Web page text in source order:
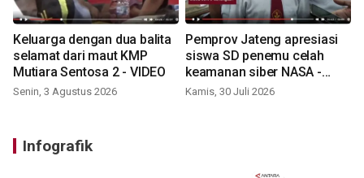
Keluarga dengan dua balita
selamat dari maut KMP
Mutiara Sentosa 2 - VIDEO
Senin, 3 Agustus 2026
Pemprov Jateng apresiasi
siswa SD penemu celah
keamanan siber NASA -
VIDEO
Kamis, 30 Juli 2026
Infografik